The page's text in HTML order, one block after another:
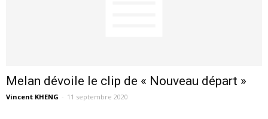
Melan dévoile le clip de « Nouveau départ »
Vincent KHENG - 11 septembre 2020